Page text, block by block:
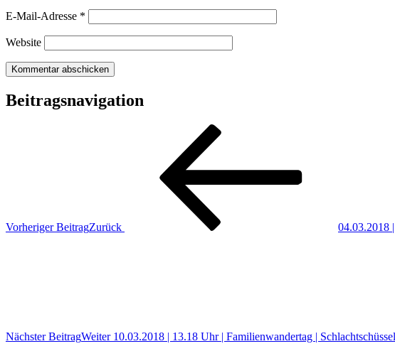
E-Mail-Adresse *
Website
Beitragsnavigation
Vorheriger BeitragZurück 04.03.2018
Nächster BeitragWeiter 10.03.2018 | 13.18 Uhr | Familienwandertag | Schlachtschüssel